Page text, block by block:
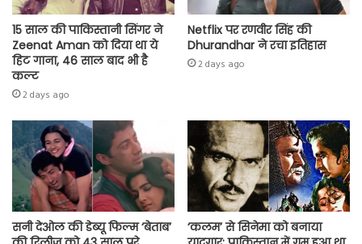
15 साल की पाकिस्तानी सिंगर ने
Zeenat Aman को दिया था ये
हिट गाना, 46 साल बाद भी है
कल्ट
2 days ago
Netflix पर रणवीर सिंह की
Dhurandhar ने रचा इतिहास
2 days ago
सनी देओल की डेब्यू फिल्म ‘बेताब’
‘कलम’ से सिनेमा को बनाया